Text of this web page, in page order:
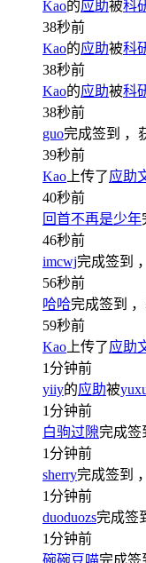
Kao的应助被科
38秒前
Kao的应助被科
38秒前
Kao的应助被科
38秒前
guo完成签到 ，
39秒前
Kao上传了 应助
40秒前
回首不再是少年
46秒前
imcwj完成签到
56秒前
哈哈完成签到
59秒前
Kao上传了 应助
1分钟前
yiiy的应助被
1分钟前
白驹过隙完成签
1分钟前
sherry完成签到
1分钟前
duoduozs完成签
1分钟前